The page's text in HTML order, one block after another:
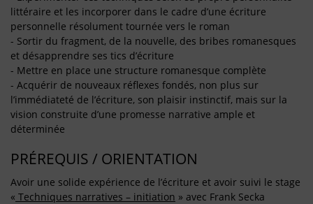
littéraire et les incorporer dans le cadre d’une écriture
personnelle résolument tournée vers le roman
- Sortir du fragment, de la nouvelle, des bribes romanesques
et désapprendre ses tics d’écriture
- Mettre en place une structure romanesque complète
- Acquérir de nouveaux réflexes fondés, non plus sur
l’immédiateté de l’écriture, son plaisir instinctif, mais sur la
vision construite d’une promesse narrative ample et
déterminée
PRÉREQUIS / ORIENTATION
Avoir une solide expérience de l’écriture et avoir suivi le stage
« Techniques narratives – initiation » avec Frank Secka